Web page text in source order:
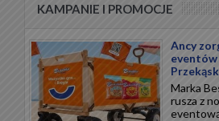
KAMPANIE I PROMOCJE
Ancy
Marka
rusza z